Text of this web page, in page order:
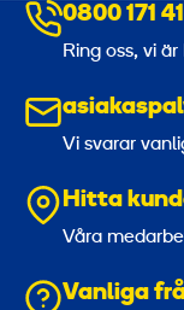
0800 171
Ring oss, vi
Vi svarar
Hitta
Våra
Vanliga